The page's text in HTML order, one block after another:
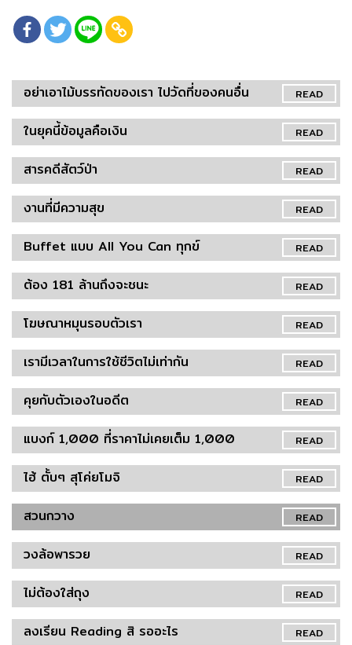
READ
อย่าเอาไม้บรรทัดของเรา ไปวัดที่ของคนอื่น
READ
ในยุคนี้ข้อมูลคือเงิน
READ
สารคดีสัตว์ป่า
READ
งานที่มีความสุข
READ
Buffet แบบ All You Can ทุกข์
READ
ต้อง 181 ล้านถึงจะชนะ
READ
โฆษณาหมุนรอบตัวเรา
READ
เรามีเวลาในการใช้ชีวิตไม่เท่ากัน
READ
คุยกับตัวเองในอดีต
READ
แบงก์ 1,000 ที่ราคาไม่เคยเต็ม 1,000
READ
ไฮ้ ตั้บๆ สุโค่ยโมจิ
READ
สวนกวาง
READ
วงล้อพารวย
READ
ไม่ต้องใส่ถุง
READ
ลงเรียน Reading สิ รออะไร